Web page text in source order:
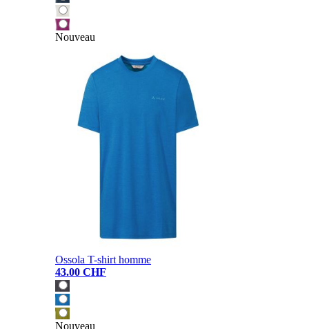
Nouveau
Ossola T-shirt homme
43.00 CHF
Nouveau